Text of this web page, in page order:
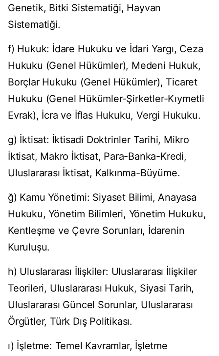
Genetik, Bitki Sistematiği, Hayvan
Sistematiği.
f) Hukuk: İdare Hukuku ve İdari Yargı, Ceza
Hukuku (Genel Hükümler), Medeni Hukuk,
Borçlar Hukuku (Genel Hükümler), Ticaret
Hukuku (Genel Hükümler-Şirketler-Kıymetli
Evrak), İcra ve İflas Hukuku, Vergi Hukuku.
g) İktisat: İktisadi Doktrinler Tarihi, Mikro
İktisat, Makro İktisat, Para-Banka-Kredi,
Uluslararası İktisat, Kalkınma-Büyüme.
ğ) Kamu Yönetimi: Siyaset Bilimi, Anayasa
Hukuku, Yönetim Bilimleri, Yönetim Hukuku,
Kentleşme ve Çevre Sorunları, İdarenin
Kuruluşu.
h) Uluslararası İlişkiler: Uluslararası İlişkiler
Teorileri, Uluslararası Hukuk, Siyasi Tarih,
Uluslararası Güncel Sorunlar, Uluslararası
Örgütler, Türk Dış Politikası.
ı) İşletme: Temel Kavramlar, İşletme